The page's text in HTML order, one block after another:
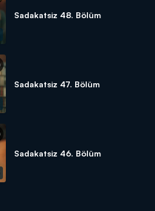
Sadakatsiz 48. Bölüm
Sadakatsiz 47. Bölüm
Sadakatsiz 46. Bölüm